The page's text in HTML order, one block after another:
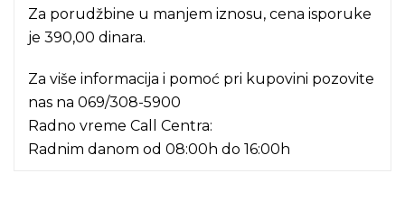
Za porudžbine u manjem iznosu, cena isporuke
je 390,00 dinara.
Za više informacija i pomoć pri kupovini pozovite
nas na 069/308-5900
Radno vreme Call Centra:
Radnim danom od 08:00h do 16:00h